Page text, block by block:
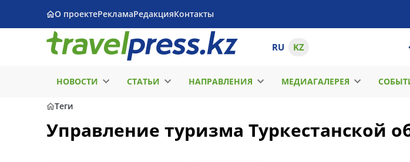
О проектеРекламаРедакцияКонтакты
RU KZ
НОВОСТИ СТАТЬИ НАПРАВЛЕНИЯ МЕДИАГАЛЕРЕЯ
Теги
Управление туризма Туркестанской